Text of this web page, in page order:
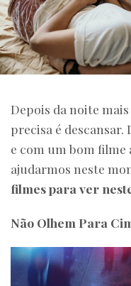
Depois da noite
precisa é
e com um bom filme
ajudarmos neste
filmes para ver
Não Olhem Para